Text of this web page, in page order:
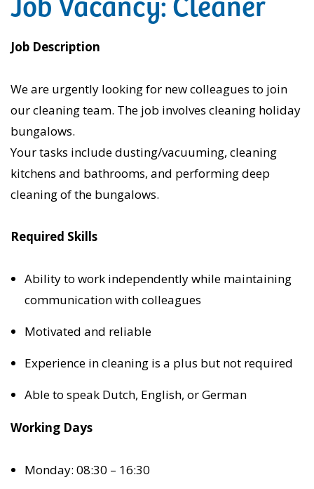
Job Description
We are urgently looking for new colleagues to join
our cleaning team. The job involves cleaning holiday
bungalows.
Your tasks include dusting/vacuuming, cleaning
kitchens and bathrooms, and performing deep
cleaning of the bungalows.
Required Skills
Ability to work independently while maintaining
communication with colleagues
Motivated and reliable
Experience in cleaning is a plus but not required
Able to speak Dutch, English, or German
Working Days
Monday: 08:30 – 16:30